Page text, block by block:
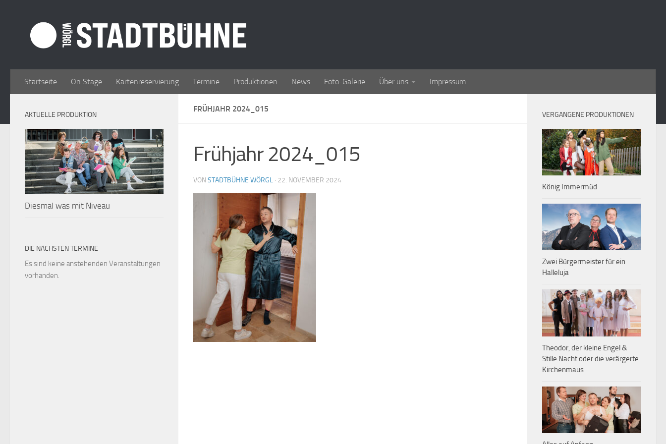
Startseite On Stage Kartenreservierung Termine Produktionen News Foto-Galerie Über uns Impressum
FRÜHJAHR 2024_015
Frühjahr 2024_015
VON STADTBÜHNE WÖRGL · 22. NOVEMBER 2024
AKTUELLE PRODUKTION
Diesmal was mit Niveau
DIE NÄCHSTEN TERMINE
Es sind keine anstehenden Veranstaltungen
vorhanden.
VERGANGENE PRODUKTIONEN
König Immermüd
Zwei Bürgermeister für ein
Halleluja
Theodor, der kleine Engel &
Stille Nacht oder die verärgerte
Kirchenmaus